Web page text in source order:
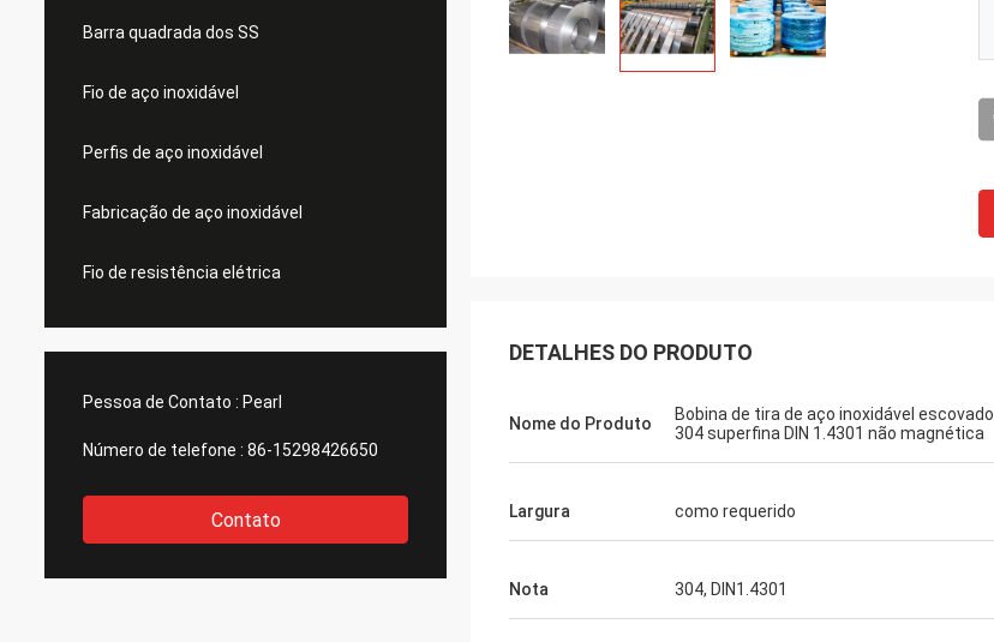
Barra quadrada dos SS
Fio de aço inoxidável
Perfis de aço inoxidável
Fabricação de aço inoxidável
Fio de resistência elétrica
Pessoa de Contato : Pearl
Número de telefone : 86-15298426650
Contato
DETALHES DO PRODUTO
Nome do Produto
Bobina de tira de aço inoxidável escovado
304 superfina DIN 1.4301 não magnética
Largura como requerido
Nota 304, DIN1.4301